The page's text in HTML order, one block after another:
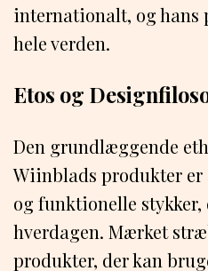
internationalt, og hans
hele verden.
Etos og
Den grundlæggende
Wiinblads produkter er
og funktionelle
hverdagen. Mærket
produkter, der kan